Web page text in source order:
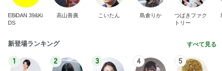
EBiDAN 39&Ki
DS
高山善廣 こいたん 島倉りか
つばきファク
トリー
新登場ランキング すべて見る
1 2 3 4 5